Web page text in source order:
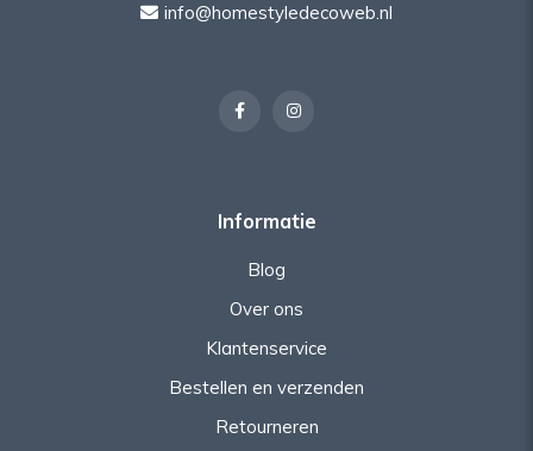
info@homestyledecoweb.nl
Informatie
Blog
Over ons
Klantenservice
Bestellen en verzenden
Retourneren